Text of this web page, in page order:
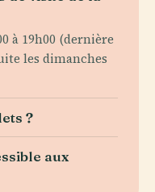
à 19h00 (dernière
les dimanches
?
aux